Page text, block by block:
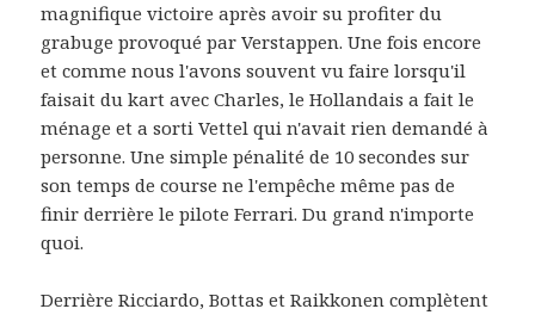
magnifique victoire après avoir su profiter du
grabuge provoqué par Verstappen. Une fois encore
et comme nous l'avons souvent vu faire lorsqu'il
faisait du kart avec Charles, le Hollandais a fait le
ménage et a sorti Vettel qui n'avait rien demandé à
personne. Une simple pénalité de 10 secondes sur
son temps de course ne l'empêche même pas de
finir derrière le pilote Ferrari. Du grand n'importe
quoi.
Derrière Ricciardo, Bottas et Raikkonen complètent